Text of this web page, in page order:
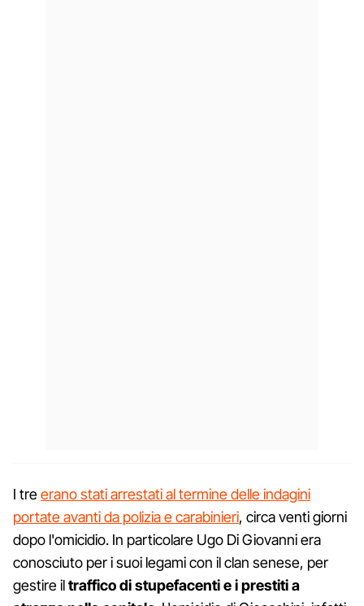
I treerano stati arrestati al termine delle indagini
portate avanti da polizia e carabinieri, circa venti giorni
dopo l'omicidio. In particolare Ugo Di Giovanni era
conosciuto per i suoi legami con il clan senese, per
gestire iltraffico di stupefacenti e i prestiti a